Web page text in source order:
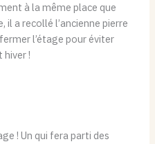
à la même place que
il a recollé l’ancienne pierre
l’étage pour éviter
hiver !
! Un qui fera parti des